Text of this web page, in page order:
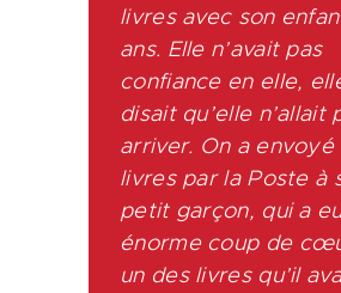
livres avec son
ans. Elle n’avait pas
confiance en elle,
disait qu’elle n’allait
arriver. On a envoyé
livres par la Poste à
petit garçon, qui a
énorme coup de
un des livres qu’il